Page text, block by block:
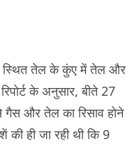
स्थित तेल के कुंए में तेल और
के अनुसार, बीते 27
गैस और तेल का रिसाव होने
की ही जा रही थी कि 9